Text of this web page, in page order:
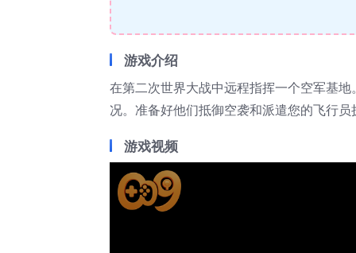
游戏介绍
在第二次世界大战中远程指挥一个空军基
况。准备好他们抵御空袭和派遣您的飞行
游戏视频